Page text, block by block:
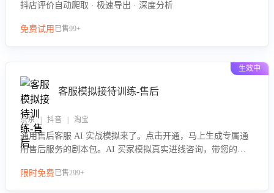
抖店评价自动爬取 · 极速导出 · 深度分析
免费试用 已售99+
生效中
客服模拟接待训练-售后
京东 | 抖音 | 淘宝
通用售后客服 AI 实战模拟来了。点击开通，马上生成专属通
用售后服务的剧本包。AI 买家模拟真实进线咨询，带您的客
要点，轻松提升服务能力。
限时免费已售299+